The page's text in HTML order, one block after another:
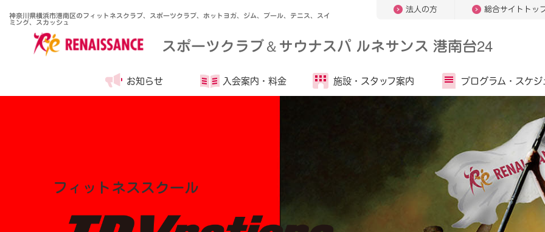
神奈川県横浜市港南区のフィットネスクラブ、スポーツクラブ、ホットヨガ、ジム、プール、テニス、スイ
ミング、スカッシュ
法人の方 総合サイトトッ
スポーツクラブ＆サウナスパ ルネサンス 港南台24
お知らせ 入会案内・ 料金 施設・ スタッフ案内 プログラム・ スケジ
フィットネススクール